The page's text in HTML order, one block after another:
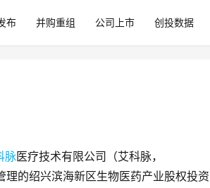
布 并购重组 公司上市 创投数据
脉医疗技术有限公司（艾科脉，
的绍兴滨海新区生物医药产业股权投资